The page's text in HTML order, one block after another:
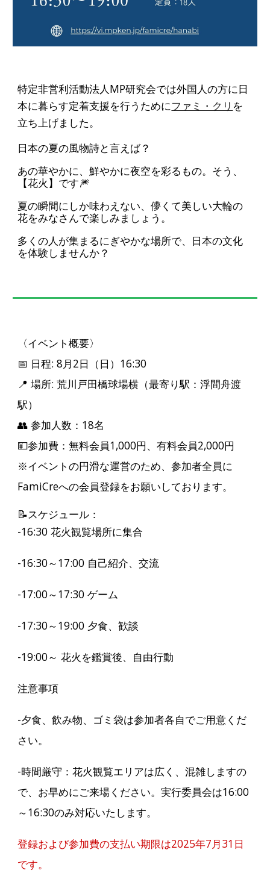
特定非営利活動法人MP研究会では外国人の方に日
本に暮らす定着支援を行うためにファミ・クリ を
立ち上げました。
日本の夏の風物詩と言えば？
あの華やかに、鮮やかに夜空を彩るもの。そう、
【花火】です🎆
夏の瞬間にしか味わえない、儚くて美しい大輪の
花をみなさんで楽しみましょう。
多くの人が集まるにぎやかな場所で、日本の文化
を体験しませんか？
〈イベント概要〉
📅 日程:8月2日（日）16:30
📍 場所:荒川戸田橋球場横（最寄り駅：浮間舟渡
駅）
👥 参加人数：18名
💴参加費：無料会員1,000円、有料会員2,000円
※イベントの円滑な運営のため、参加者全員に
FamiCreへの会員登録をお願いしております。
📝スケジュール：
-16:30 花火観覧場所に集合
-16:30～17:00 自己紹介、交流
-17:00～17:30 ゲーム
-17:30～19:00 夕食、歓談
-19:00～ 花火を鑑賞後、自由行動
注意事項
-夕食、飲み物、ゴミ袋は参加者各自でご用意くだ
さい。
-時間厳守：花火観覧エリアは広く、混雑しますの
で、お早めにご来場ください。実行委員会は16:00
～16:30のみ対応いたします。
登録および参加費の支払い期限は2025年7月31 日
です。